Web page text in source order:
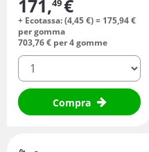
171,49€
+ Ecotassa: (4,45€) = 175,94€
per gomma
703,76€ per 4 gomme
quantità
Compra